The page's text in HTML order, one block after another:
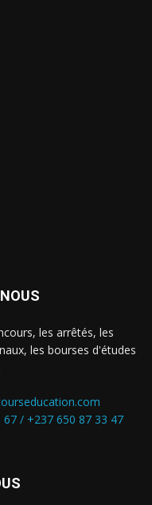
les arrêtés, les
les bourses d'études
67 / +237 650 87 33 47